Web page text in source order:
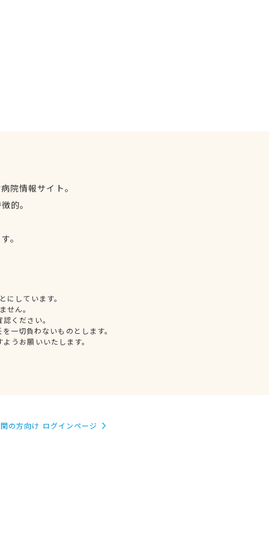
院情報サイト。
的。
。
しています。
せん。
ください。
一切負わないものとします。
うお願いいたします。
の方向け ログインページ